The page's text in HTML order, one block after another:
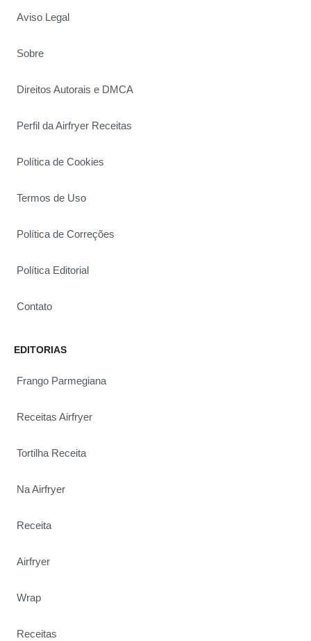
Aviso Legal
Sobre
Direitos Autorais e DMCA
Perfil da Airfryer Receitas
Política de Cookies
Termos de Uso
Política de Correções
Política Editorial
Contato
EDITORIAS
Frango Parmegiana
Receitas Airfryer
Tortilha Receita
Na Airfryer
Receita
Airfryer
Wrap
Receitas